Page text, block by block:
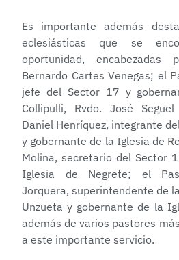
Es importante además
eclesiásticas que se
oportunidad, encabezadas
Bernardo Cartes Venegas; el
jefe del Sector 17 y
Collipulli, Rvdo. José
Daniel Henríquez, integrante
y gobernante de la Iglesia de
Molina, secretario del Sector
Iglesia de Negrete; el
Jorquera, superintendente de
Unzueta y gobernante de la
además de varios pastores
a este importante servicio.